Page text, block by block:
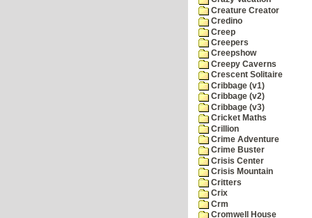
Creature Creator
Credino
Creep
Creepers
Creepshow
Creepy Caverns
Crescent Solitaire
Cribbage (v1)
Cribbage (v2)
Cribbage (v3)
Cricket Maths
Crillion
Crime Adventure
Crime Buster
Crisis Center
Crisis Mountain
Critters
Crix
Crm
Cromwell House